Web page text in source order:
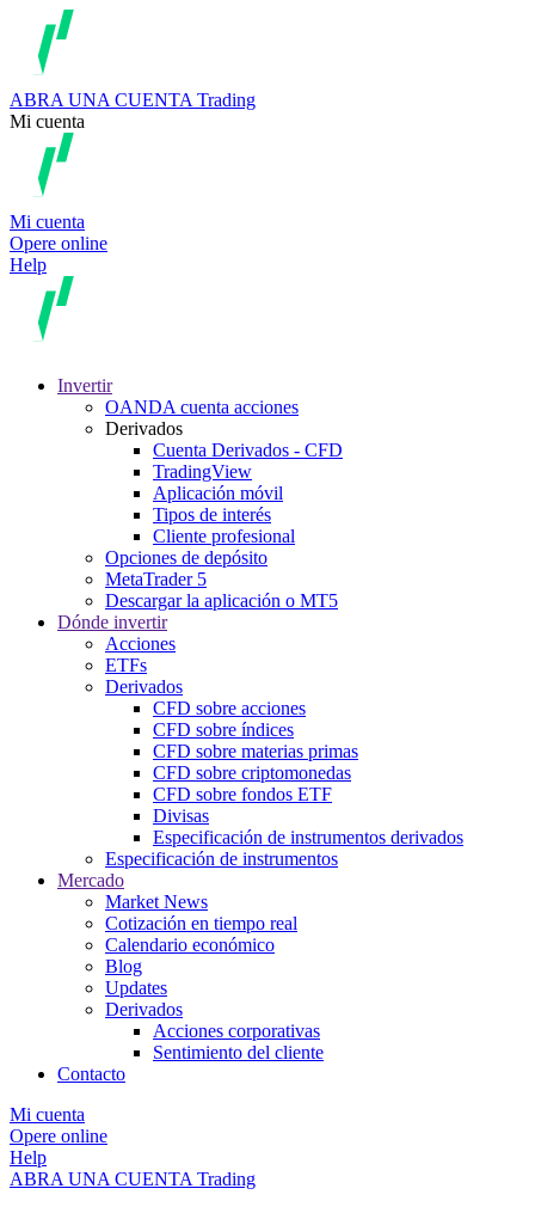
ABRA UNA CUENTA Trading
Mi cuenta
Mi cuenta
Opere online
Help
Invertir
OANDA cuenta acciones
Derivados
Cuenta Derivados - CFD
TradingView
Aplicación móvil
Tipos de interés
Cliente profesional
Opciones de depósito
MetaTrader 5
Descargar la aplicación o MT5
Dónde invertir
Acciones
ETFs
Derivados
CFD sobre acciones
CFD sobre índices
CFD sobre materias primas
CFD sobre criptomonedas
CFD sobre fondos ETF
Divisas
Especificación de instrumentos derivados
Especificación de instrumentos
Mercado
Market News
Cotización en tiempo real
Calendario económico
Blog
Updates
Derivados
Acciones corporativas
Sentimiento del cliente
Contacto
Mi cuenta
Opere online
Help
ABRA UNA CUENTA Trading